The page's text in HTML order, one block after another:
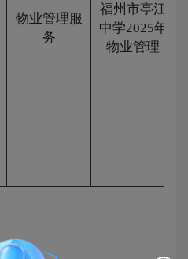
物业管理服
务
福州市亭江
中学2025年
物业管理